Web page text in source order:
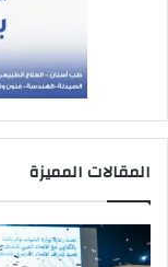
المقالات المميزة
الشباب